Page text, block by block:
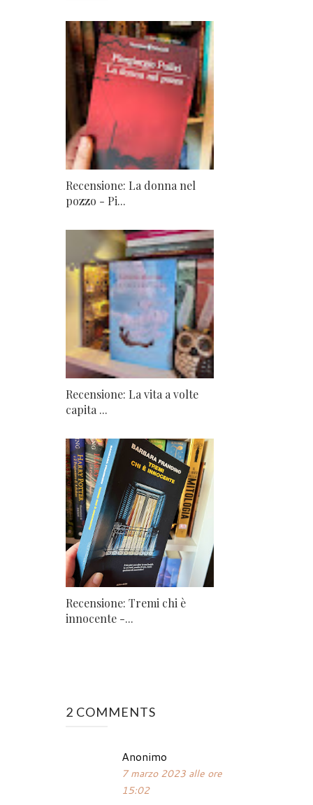
Recensione: La donna nel
pozzo - Pi...
Recensione: La vita a volte
capita ...
Recensione: Tremi chi è
innocente -...
2 COMMENTS
Anonimo
7 marzo 2023 alle ore
15:02